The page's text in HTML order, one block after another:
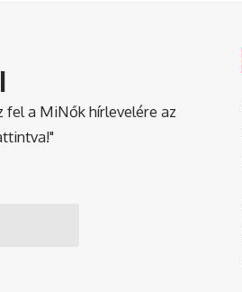
fel a MiNők hírlevelére az